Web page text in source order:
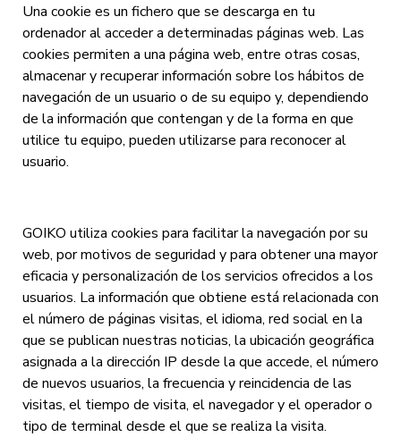
Una cookie es un fichero que se descarga en tu
ordenador al acceder a determinadas páginas web. Las
cookies permiten a una página web, entre otras cosas,
almacenar y recuperar información sobre los hábitos de
navegación de un usuario o de su equipo y, dependiendo
de la información que contengan y de la forma en que
utilice tu equipo, pueden utilizarse para reconocer al
usuario.
GOIKO utiliza cookies para facilitar la navegación por su
web, por motivos de seguridad y para obtener una mayor
eficacia y personalización de los servicios ofrecidos a los
usuarios. La información que obtiene está relacionada con
el número de páginas visitas, el idioma, red social en la
que se publican nuestras noticias, la ubicación geográfica
asignada a la dirección IP desde la que accede, el número
de nuevos usuarios, la frecuencia y reincidencia de las
visitas, el tiempo de visita, el navegador y el operador o
tipo de terminal desde el que se realiza la visita.